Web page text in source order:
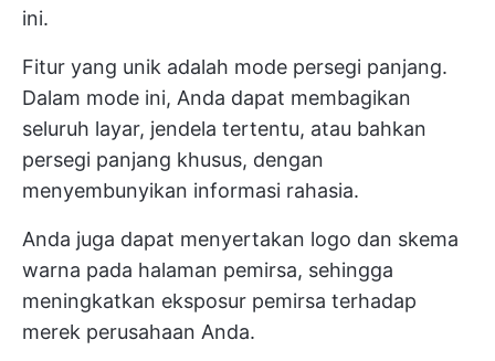
ini.
Fitur yang unik adalah mode persegi panjang.
Dalam mode ini, Anda dapat membagikan
seluruh layar, jendela tertentu, atau bahkan
persegi panjang khusus, dengan
menyembunyikan informasi rahasia.
Anda juga dapat menyertakan logo dan skema
warna pada halaman pemirsa, sehingga
meningkatkan eksposur pemirsa terhadap
merek perusahaan Anda.